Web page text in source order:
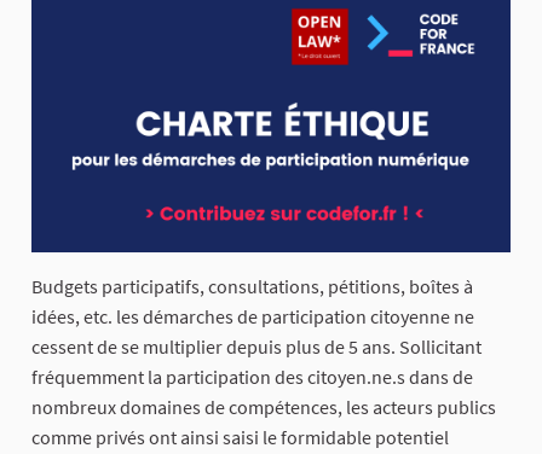
Budgets participatifs, consultations, pétitions, boîtes à
idées, etc. les démarches de participation citoyenne ne
cessent de se multiplier depuis plus de 5 ans. Sollicitant
fréquemment la participation des citoyen.ne.s dans de
nombreux domaines de compétences, les acteurs publics
comme privés ont ainsi saisi le formidable potentiel